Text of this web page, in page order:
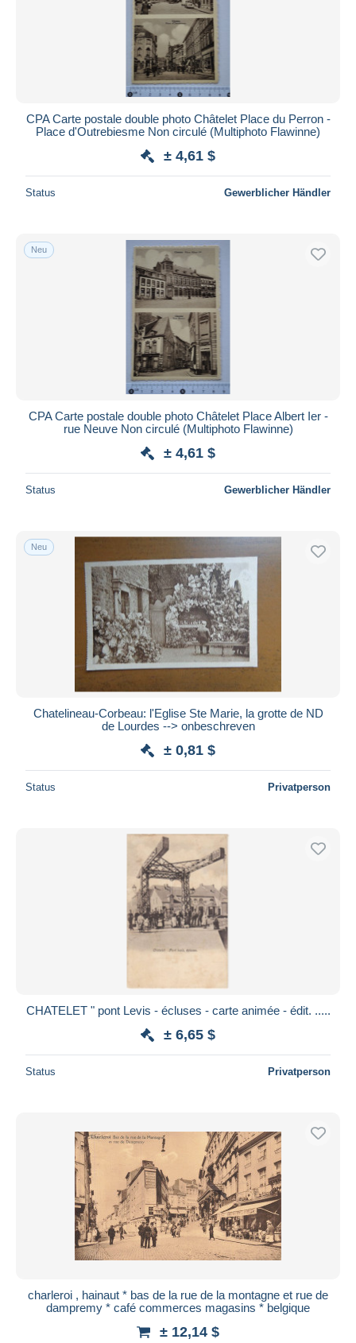
CPA Carte postale double photo Châtelet Place du Perron -
Place d'Outrebiesme Non circulé (Multiphoto Flawinne)
± 4,61 $
Status Gewerblicher Händler
Neu
CPA Carte postale double photo Châtelet Place Albert Ier -
rue Neuve Non circulé (Multiphoto Flawinne)
± 4,61 $
Status Gewerblicher Händler
Neu
Chatelineau-Corbeau: l'Eglise Ste Marie, la grotte de ND
de Lourdes --> onbeschreven
± 0,81 $
Status Privatperson
CHATELET " pont Levis - écluses - carte animée - édit. .....
± 6,65 $
Status Privatperson
charleroi , hainaut * bas de la rue de la montagne et rue de
dampremy * café commerces magasins * belgique
± 12,14 $